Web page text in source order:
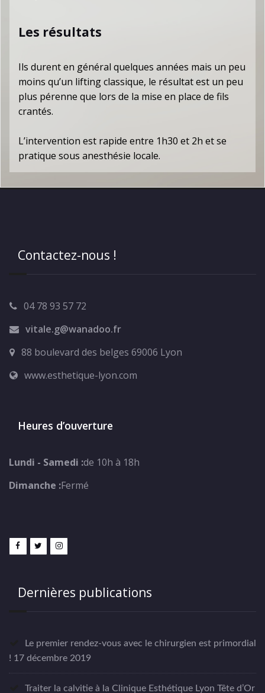
Les résultats
Ils durent en général quelques années mais un peu
moins qu’un lifting classique, le résultat est un peu
plus pérenne que lors de la mise en place de fils
crantés.
L’intervention est rapide entre 1h30 et 2h et se
pratique sous anesthésie locale.
Contactez-nous !
04 78 93 57 72
vitale.g@wanadoo.fr
88 boulevard des belges 69006 Lyon
www.esthetique-lyon.com
Heures d’ouverture
Lundi - Samedi :de 10h à 18h
Dimanche :Fermé
Dernières publications
Le premier rendez-vous avec le chirurgien est primordial
! 17 décembre 2019
Traiter la calvitie à la Clinique Esthétique Lyon Tête d’Or